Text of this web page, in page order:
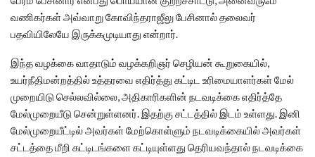
வணிகர்கள் அவ்வாறு கோவிந்தராஜீலு பேசினால் தலைவர்
பதவியிலேயே இருக்கமுடியாது என்றார்.
இந்த வழக்கை வாதாடும் வழக்கறிஞர் செழியன் கூறுகையில்,
உயர்நீதிமன்றத்தில் உத்தரவை எதிர்த்து கட்டிட உரிமையாளர்கள் மேல்
முறையிடு செல்லவில்லை, அதிகாரிகளின் நடவடிக்கை எதிர்த்தே
மேல்முறையீடு சென்றுள்ளனர். இதற்கு சட்டத்தில் இடம் உள்ளது. இனி
மேல்முறையீட்டில் அவர்கள் மேற்கொள்ளும் நடவடிக்கையில் அவர்கள்
சட்டத்தை மீறி கட்டிடங்களை கட்டியுள்ளது தெரியவந்தால் நடவடிக்கை